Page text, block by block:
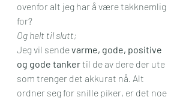
ovenfor alt jeg har å være takknemlig
for?
Og helt til slutt;
Jeg vil sende varme, gode, positive
og gode tanker til de av dere der ute
som trenger det akkurat nå. Alt
ordner seg for snille piker, er det noe